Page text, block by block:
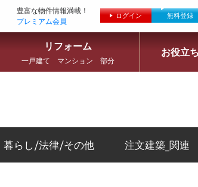
豊富な物件情報満載！
プレミアム会員
ログイン 無料登録
リフォーム
一戸建て マンション 部分
お役立
暮らし/法律/その他 注文建築_関連